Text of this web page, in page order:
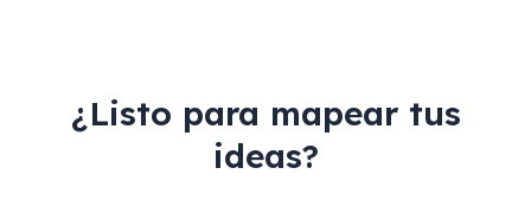
¿Listo para mapear tus
ideas?